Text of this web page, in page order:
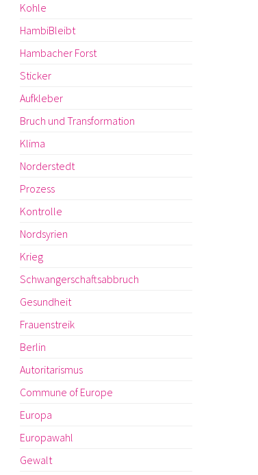
Kohle
HambiBleibt
Hambacher Forst
Sticker
Aufkleber
Bruch und Transformation
Klima
Norderstedt
Prozess
Kontrolle
Nordsyrien
Krieg
Schwangerschaftsabbruch
Gesundheit
Frauenstreik
Berlin
Autoritarismus
Commune of Europe
Europa
Europawahl
Gewalt